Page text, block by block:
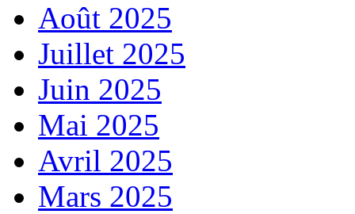
Août 2025
Juillet 2025
Juin 2025
Mai 2025
Avril 2025
Mars 2025